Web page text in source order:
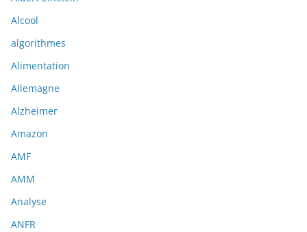
Alcool
algorithmes
Alimentation
Allemagne
Alzheimer
Amazon
AMF
AMM
Analyse
ANFR